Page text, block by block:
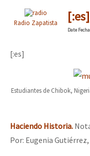
Radio Zapatista
DateFecha
[:es]
Estudiantes de Chibok,
Haciendo Historia.
Por: Eugenia